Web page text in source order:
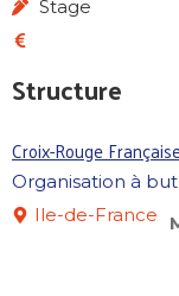
Stage
Structure
Croix-Rouge
Organisation à
Ile-de-France